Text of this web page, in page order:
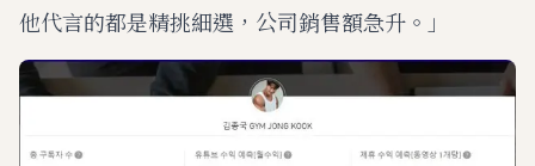
他代言的都是精挑細選，公司銷售額急升。」